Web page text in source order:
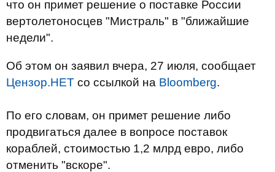
что он примет решение о поставке России
вертолетоносцев "Мистраль" в "ближайшие
недели".
Об этом он заявил вчера, 27 июля, сообщает
Цензор.НЕТ со ссылкой на Bloomberg.
По его словам, он примет решение либо
продвигаться далее в вопросе поставок
кораблей, стоимостью 1,2 млрд евро, либо
отменить "вскоре".